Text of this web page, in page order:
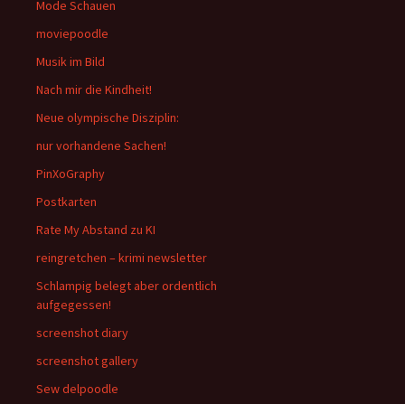
Mode Schauen
moviepoodle
Musik im Bild
Nach mir die Kindheit!
Neue olympische Disziplin:
nur vorhandene Sachen!
PinXoGraphy
Postkarten
Rate My Abstand zu KI
reingretchen – krimi newsletter
Schlampig belegt aber ordentlich
aufgegessen!
screenshot diary
screenshot gallery
Sew delpoodle